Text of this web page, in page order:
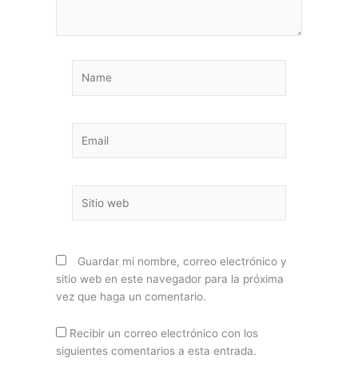
web
Guardar mi nombre, correo electrónico y
sitio web en este navegador para la próxima
vez que haga un comentario.
Recibir un correo electrónico con los
siguientes comentarios a esta entrada.